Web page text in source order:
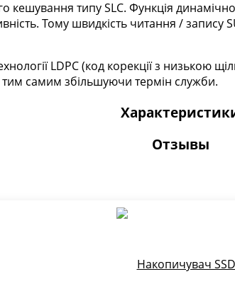
кешування типу SLC. Функція
Тому швидкість читання /
LDPC (код корекції з низькою
тим самим збільшуючи термін служби.
Отзывы